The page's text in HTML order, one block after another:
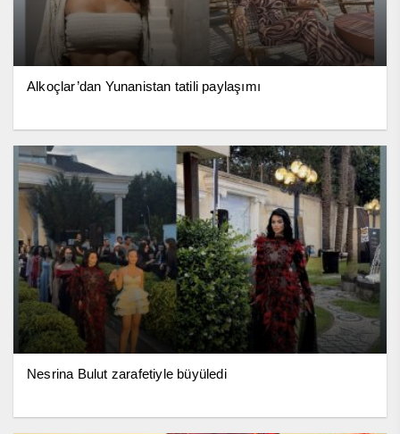
Alkoçlar’dan Yunanistan tatili paylaşımı
Nesrina Bulut zarafetiyle büyüledi